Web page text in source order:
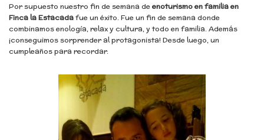
Por supuesto nuestro fin de semana deenoturismo en familia en
Finca la Estacadafue un éxito. Fue un fin de semana donde
combinamos enología, relax y cultura, y todo en familia. Además
¡conseguimos sorprender al protagonista! Desde luego, un
cumpleaños para recordar.